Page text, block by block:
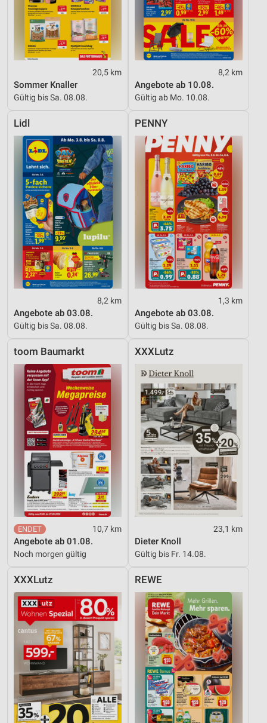
20,5 km
Sommer Knaller
Gültig bis Sa. 08.08.
8,2 km
Angebote ab 10.08.
Gültig ab Mo. 10.08.
Lidl
8,2 km
Angebote ab 03.08.
Gültig bis Sa. 08.08.
PENNY
1,3 km
Angebote ab 03.08.
Gültig bis Sa. 08.08.
toom Baumarkt
10,7 km
Angebote ab 01.08.
Noch morgen gültig
XXXLutz
23,1 km
Dieter Knoll
Gültig bis Fr. 14.08.
XXXLutz REWE